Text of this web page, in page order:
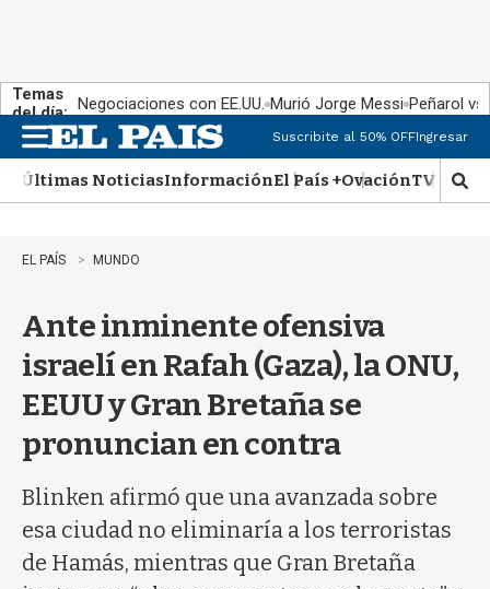
Temas
del día: Negociaciones con EE.UU. Murió Jorge Messi Peñarol
n
u
Suscribite al 50% OFFIngresar
Últimas NoticiasInformaciónEl País +OvaciónTV Show
M
o
EL PAÍS MUNDO
Ante inminente ofensiva
israelí en Rafah (Gaza), la ONU,
EEUU y Gran Bretaña se
pronuncian en contra
Blinken afirmó que una avanzada sobre
esa ciudad no eliminaría a los terroristas
de Hamás, mientras que Gran Bretaña